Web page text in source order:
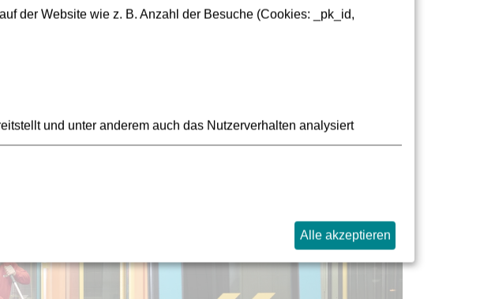
der Website wie z. B. Anzahl der Besuche (Cookies: _pk_id,
und unter anderem auch das Nutzerverhalten analysiert
Alle akzeptieren